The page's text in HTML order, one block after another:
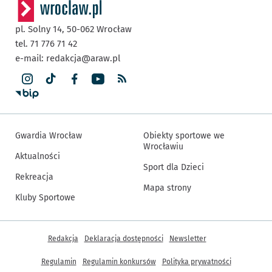
pl. Solny 14, 50-062 Wrocław
tel. 71 776 71 42
e-mail: redakcja@araw.pl
Gwardia Wrocław
Aktualności
Rekreacja
Kluby Sportowe
Obiekty sportowe we
Wrocławiu
Sport dla Dzieci
Mapa strony
Inne informacje
Redakcja Deklaracja dostępności Newsletter
Regulamin Regulamin konkursów Polityka prywatności